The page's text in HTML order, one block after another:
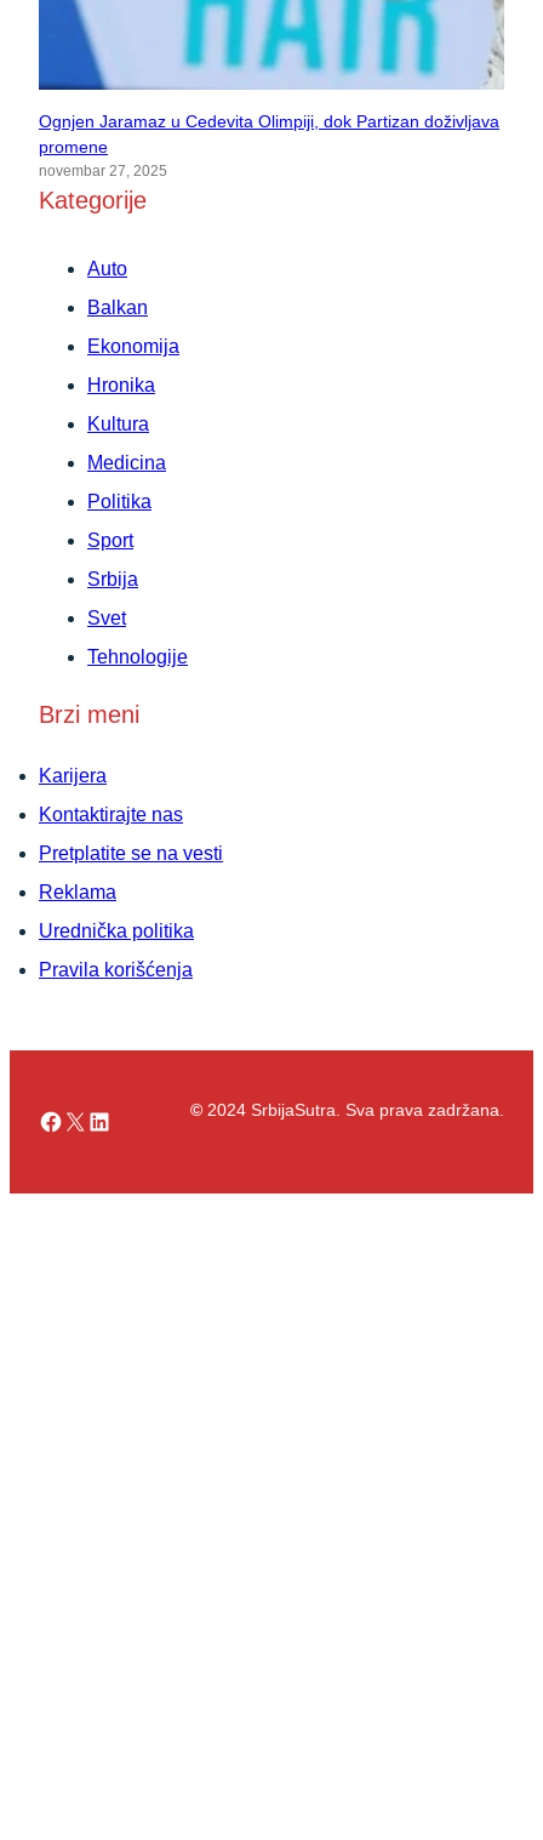
Ognjen Jaramaz u Cedevita Olimpiji, dok Partizan doživljava
promene
novembar 27, 2025
Kategorije
Auto
Balkan
Ekonomija
Hronika
Kultura
Medicina
Politika
Sport
Srbija
Svet
Tehnologije
Brzi meni
Karijera
Kontaktirajte nas
Pretplatite se na vesti
Reklama
Urednička politika
Pravila korišćenja
Facebook
X LinkedIn© 2024 SrbijaSutra. Sva prava zadržana.